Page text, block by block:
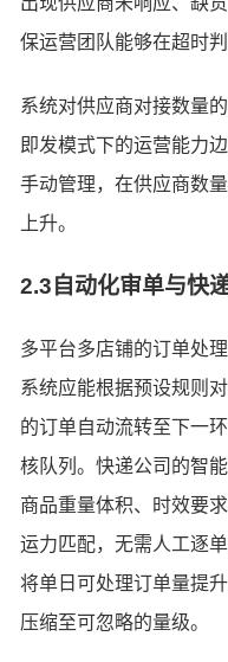
保运营团队能够在超时
系统对供应商对接数量
即发模式下的运营能力
手动管理，在供应商数
上升。
2.3自动化审单与快
多平台多店铺的订单处
系统应能根据预设规则
的订单自动流转至下一
核队列。快递公司的智
商品重量体积、时效要
运力匹配，无需人工逐
将单日可处理订单量提
压缩至可忽略的量级。